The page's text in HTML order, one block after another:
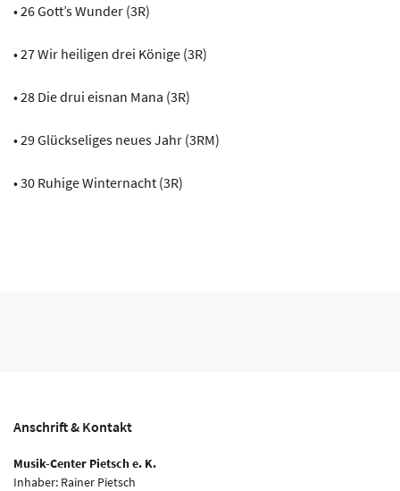
• 26 Gott’s Wunder (3R)
• 27 Wir heiligen drei Könige (3R)
• 28 Die drui eisnan Mana (3R)
• 29 Glückseliges neues Jahr (3RM)
• 30 Ruhige Winternacht (3R)
Anschrift & Kontakt
Musik-Center Pietsch e. K.
Inhaber: Rainer Pietsch